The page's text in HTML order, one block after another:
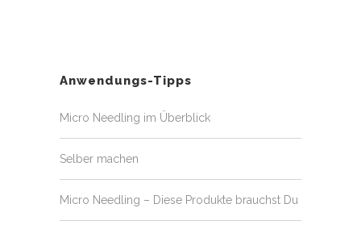
Anwendungs-Tipps
Micro Needling im Überblick
Selber machen
Micro Needling – Diese Produkte brauchst Du